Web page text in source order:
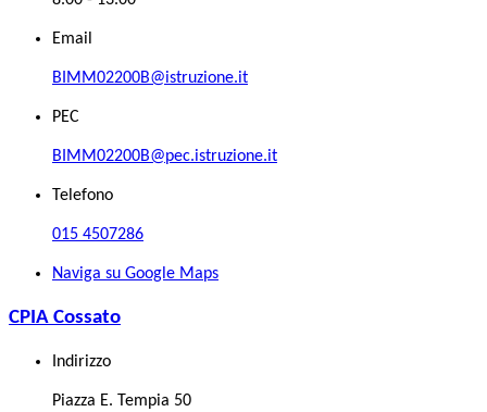
Email
BIMM02200B@istruzione.it
PEC
BIMM02200B@pec.istruzione.it
Telefono
015 4507286
Naviga su Google Maps
CPIA Cossato
Indirizzo
Piazza E. Tempia 50